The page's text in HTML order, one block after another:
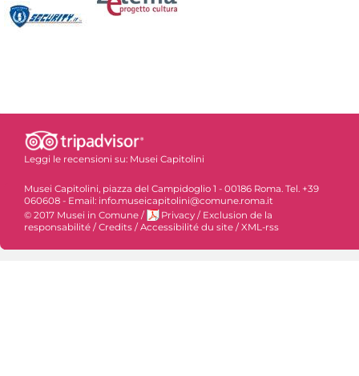
Leggi le recensioni su: Musei Capitolini
Musei Capitolini, piazza del Campidoglio 1 - 00186 Roma. Tel. +39
060608 - Email: info.museicapitolini@comune.roma.it
© 2017 Musei in Comune / Privacy / Exclusion de la
responsabilité /Credits /Accessibilité du site /XML-rss